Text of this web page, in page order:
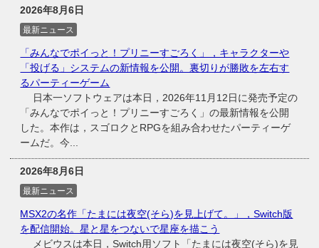
2026年8月6日
最新ニュース
「みんなでポイっと！プリニーすごろく」，キャラクターや
「投げる」システムの新情報を公開。裏切りが勝敗を左右す
るパーティーゲーム
日本一ソフトウェアは本日，2026年11月12日に発売予定の
「みんなでポイっと！プリニーすごろく」の最新情報を公開
した。本作は，スゴロクとRPGを組み合わせたパーティーゲ
ームだ。今...
2026年8月6日
最新ニュース
MSX2の名作「たまには夜空(そら)を見上げて。」，Switch版
を配信開始。星と星をつないで星座を描こう
メビウスは本日，Switch用ソフト「たまには夜空(そら)を見